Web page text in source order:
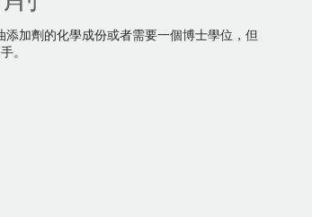
添加劑的化學成份或者需要一個博士學位，但
。